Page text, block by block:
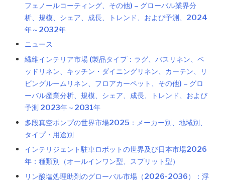
フェノールコーティング、その他) – グローバル業界分
析、規模、シェア、成長、トレンド、および予測、2024
年～2032年
ニュース
繊維インテリア市場 (製品タイプ：ラグ、バスリネン、ベ
ッドリネン、キッチン・ダイニングリネン、カーテン、リ
ビングルームリネン、フロアカーペット、その他) – グロ
ーバル産業分析、規模、シェア、成長、トレンド、および
予測 2023年～2031年
多段真空ポンプの世界市場2025：メーカー別、地域別、
タイプ・用途別
インテリジェント駐車ロボットの世界及び日本市場2026
年：種類別（オールインワン型、スプリット型）
リン酸塩処理助剤のグローバル市場（2026-2036）：浮